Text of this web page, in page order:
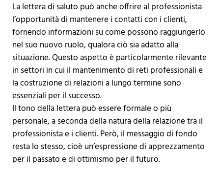
La lettera di saluto può anche offrire al professionista
l’opportunità di mantenere i contatti con i clienti,
fornendo informazioni su come possono raggiungerlo
nel suo nuovo ruolo, qualora ciò sia adatto alla
situazione. Questo aspetto è particolarmente rilevante
in settori in cui il mantenimento di reti professionali e
la costruzione di relazioni a lungo termine sono
essenziali per il successo.
Il tono della lettera può essere formale o più
personale, a seconda della natura della relazione tra il
professionista e i clienti. Però, il messaggio di fondo
resta lo stesso, cioè un’espressione di apprezzamento
per il passato e di ottimismo per il futuro.